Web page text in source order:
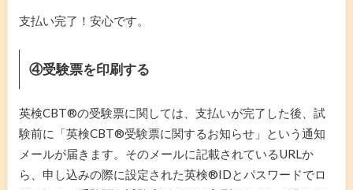
支払い完了！安心です。
④受験票を印刷する
英検CBT®️の受験票に関しては、支払いが完了した後、試
験前に「英検CBT®️受験票に関するお知らせ」という通知
メールが届きます。そのメールに記載されているURLか
ら、申し込みの際に設定された英検®️IDとパスワードでロ